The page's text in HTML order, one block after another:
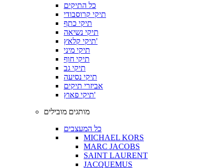
כל התיקים
תיקי קרוסבודי
תיקי כתף
תיקי נשיאה
תיקי קלאץ'
תיקי מיני
תיקי חוף
תיקי גב
תיקי נסיעה
אביזרי תיקים
תיקי פאוץ'
מותגים מובילים
כל המעצבים
MICHAEL KORS
MARC JACOBS
SAINT LAURENT
JACQUEMUS